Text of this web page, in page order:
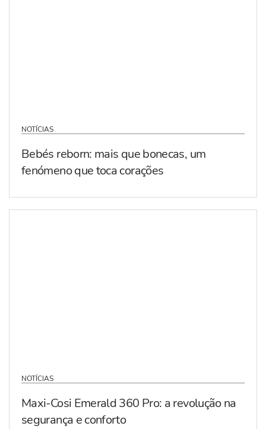
NOTÍCIAS
Bebés reborn: mais que bonecas, um
fenómeno que toca corações
NOTÍCIAS
Maxi-Cosi Emerald 360 Pro: a revolução na
segurança e conforto